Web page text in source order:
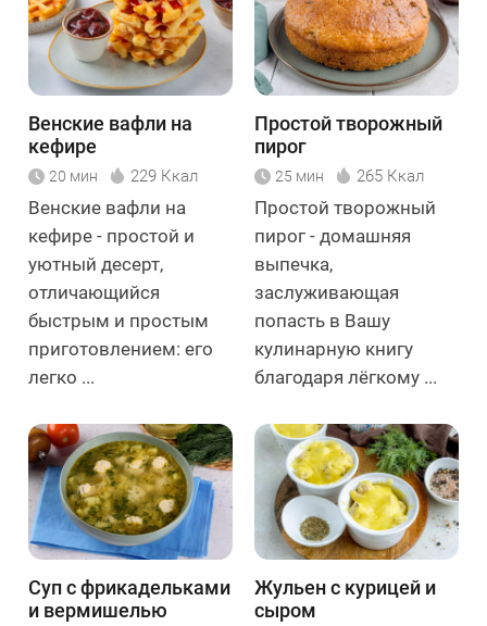
Венские вафли на
кефире
20 мин 229 Ккал
Венские вафли на
кефире - простой и
уютный десерт,
отличающийся
быстрым и простым
приготовлением: его
легко ...
Простой творожный
пирог
25 мин 265 Ккал
Простой творожный
пирог - домашняя
выпечка,
заслуживающая
попасть в Вашу
кулинарную книгу
благодаря лёгкому ...
Суп с фрикадельками
и вермишелью
Жульен с курицей и
сыром